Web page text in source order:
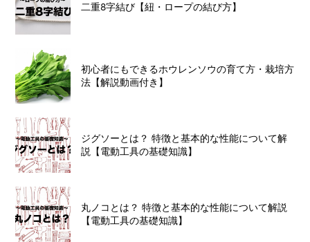
二重8字結び【紐・ロープの結び方】
初心者にもできるホウレンソウの育て方・栽培方
法【解説動画付き】
ジグソーとは？ 特徴と基本的な性能について解
説【電動工具の基礎知識】
丸ノコとは？ 特徴と基本的な性能について解説
【電動工具の基礎知識】